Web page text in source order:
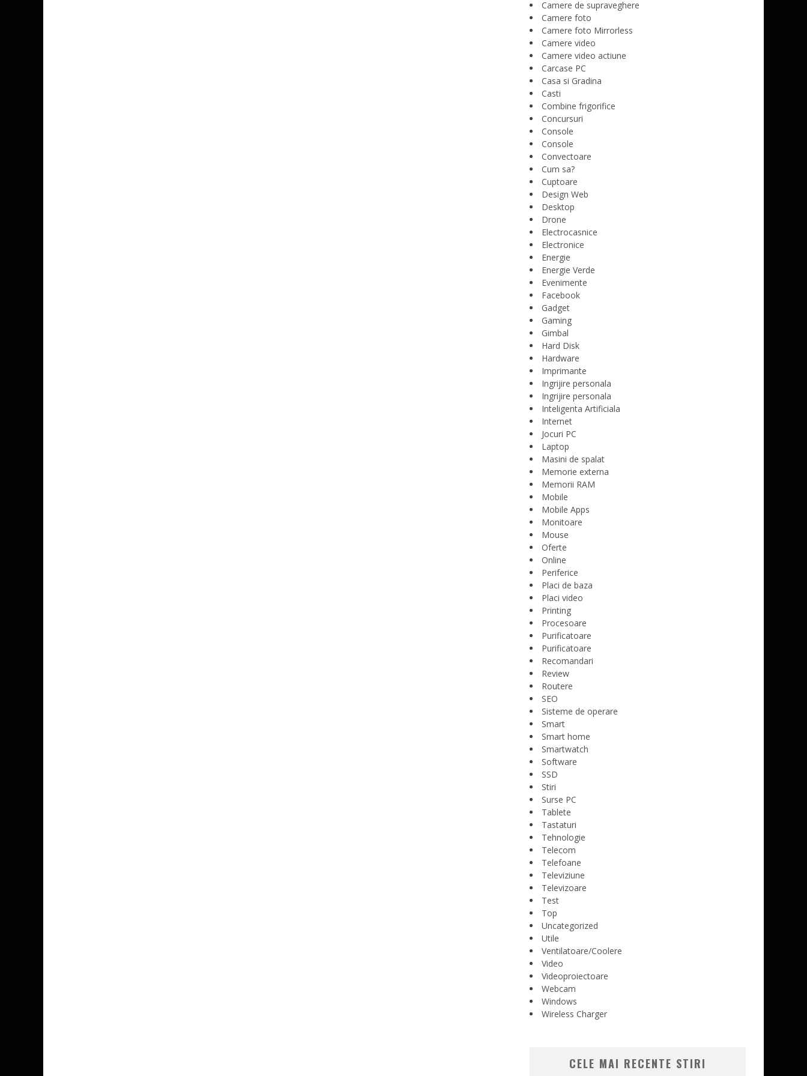
Camere de supraveghere
Camere foto
Camere foto Mirrorless
Camere video
Camere video actiune
Carcase PC
Casa si Gradina
Casti
Combine frigorifice
Concursuri
Console
Console
Convectoare
Cum sa?
Cuptoare
Design Web
Desktop
Drone
Electrocasnice
Electronice
Energie
Energie Verde
Evenimente
Facebook
Gadget
Gaming
Gimbal
Hard Disk
Hardware
Imprimante
Ingrijire personala
Ingrijire personala
Inteligenta Artificiala
Internet
Jocuri PC
Laptop
Masini de spalat
Memorie externa
Memorii RAM
Mobile
Mobile Apps
Monitoare
Mouse
Oferte
Online
Periferice
Placi de baza
Placi video
Printing
Procesoare
Purificatoare
Purificatoare
Recomandari
Review
Routere
SEO
Sisteme de operare
Smart
Smart home
Smartwatch
Software
SSD
Stiri
Surse PC
Tablete
Tastaturi
Tehnologie
Telecom
Telefoane
Televiziune
Televizoare
Test
Top
Uncategorized
Utile
Ventilatoare/Coolere
Video
Videoproiectoare
Webcam
Windows
Wireless Charger
CELE MAI RECENTE STIRI